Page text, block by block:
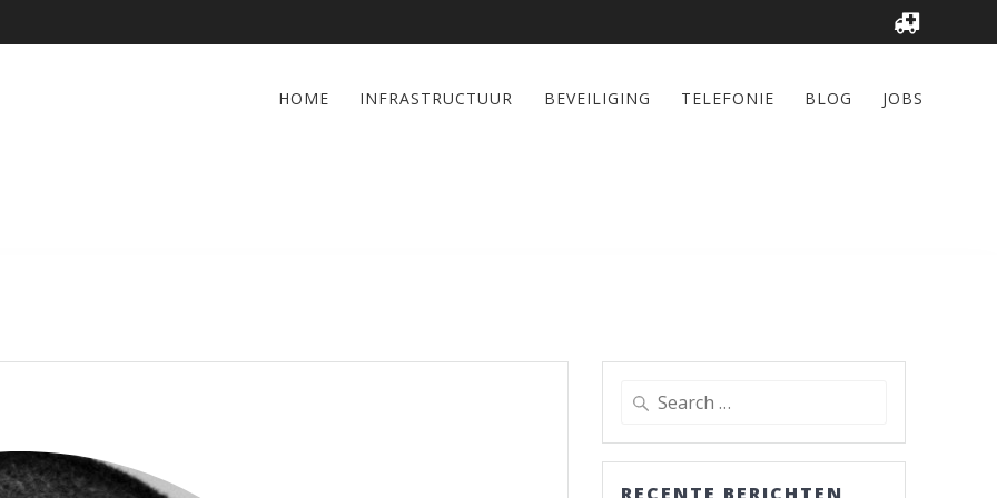
HOME INFRASTRUCTUUR BEVEILIGING TELEFONIE BLOG JOBS
Search